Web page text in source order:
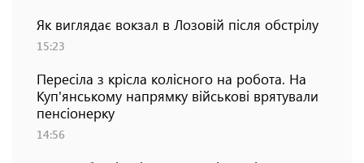
Як виглядає вокзал в Лозовій після обстрілу
15:23
Пересіла з крісла колісного на робота. На
Куп'янському напрямку військові врятували
пенсіонерку
14:56